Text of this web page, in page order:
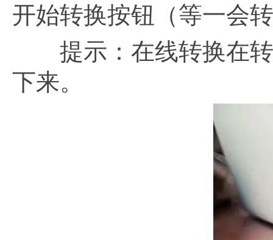
开始转换按钮（等一会
提示：在线转换在转
下来。